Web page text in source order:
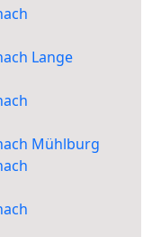
Lange
Mühlburg